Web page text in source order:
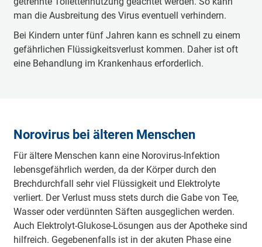
man die Ausbreitung des Virus eventuell verhindern.
Bei Kindern unter fünf Jahren kann es schnell zu einem
gefährlichen Flüssigkeitsverlust kommen. Daher ist oft
eine Behandlung im Krankenhaus erforderlich.
Norovirus bei älteren Menschen
Für ältere Menschen kann eine Norovirus-Infektion
lebensgefährlich werden, da der Körper durch den
Brechdurchfall sehr viel Flüssigkeit und Elektrolyte
verliert. Der Verlust muss stets durch die Gabe von Tee,
Wasser oder verdünnten Säften ausgeglichen werden.
Auch Elektrolyt-Glukose-Lösungen aus der Apotheke sind
hilfreich. Gegebenenfalls ist in der akuten Phase eine